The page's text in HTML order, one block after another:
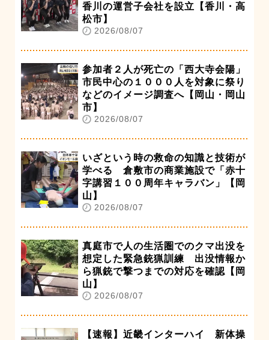
香川の運営子会社を設立【香川・高
松市】
2026/08/07
参加者２人が死亡の「西大寺会陽」
市民中心の１０００人を対象に祭り
などのイメージ調査へ【岡山・岡山
市】
2026/08/07
いざという時の救命の知識と技術が
学べる 倉敷市の商業施設で「赤十
字講習１００周年キャラバン」【岡
山】
2026/08/07
真庭市で人の生活圏でのクマ出没を
想定した緊急銃猟訓練 出没情報か
ら猟銃で撃つまでの対応を確認【岡
山】
2026/08/07
【速報】近畿インターハイ 新体操